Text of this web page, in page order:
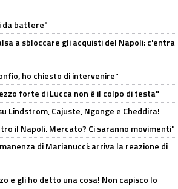
da battere"
a sbloccare gli acquisti del Napoli: c'entra
ho chiesto di intervenire"
forte di Lucca non è il colpo di testa"
Lindstrom, Cajuste, Ngonge e Cheddira!
il Napoli. Mercato? Ci saranno movimenti"
di Marianucci: arriva la reazione di
e gli ho detto una cosa! Non capisco lo